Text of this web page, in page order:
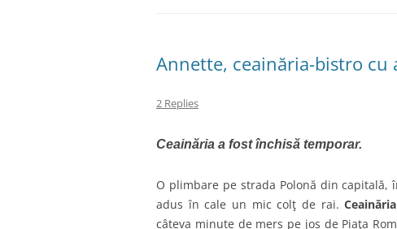
Annette, ceainăria-bistro cu
2 Replies
Ceainăria a fost închisă temporar.
O plimbare pe strada Polonă din capitală,
adus în cale un mic colţ de rai.
câteva minute de mers pe jos de Piaţa